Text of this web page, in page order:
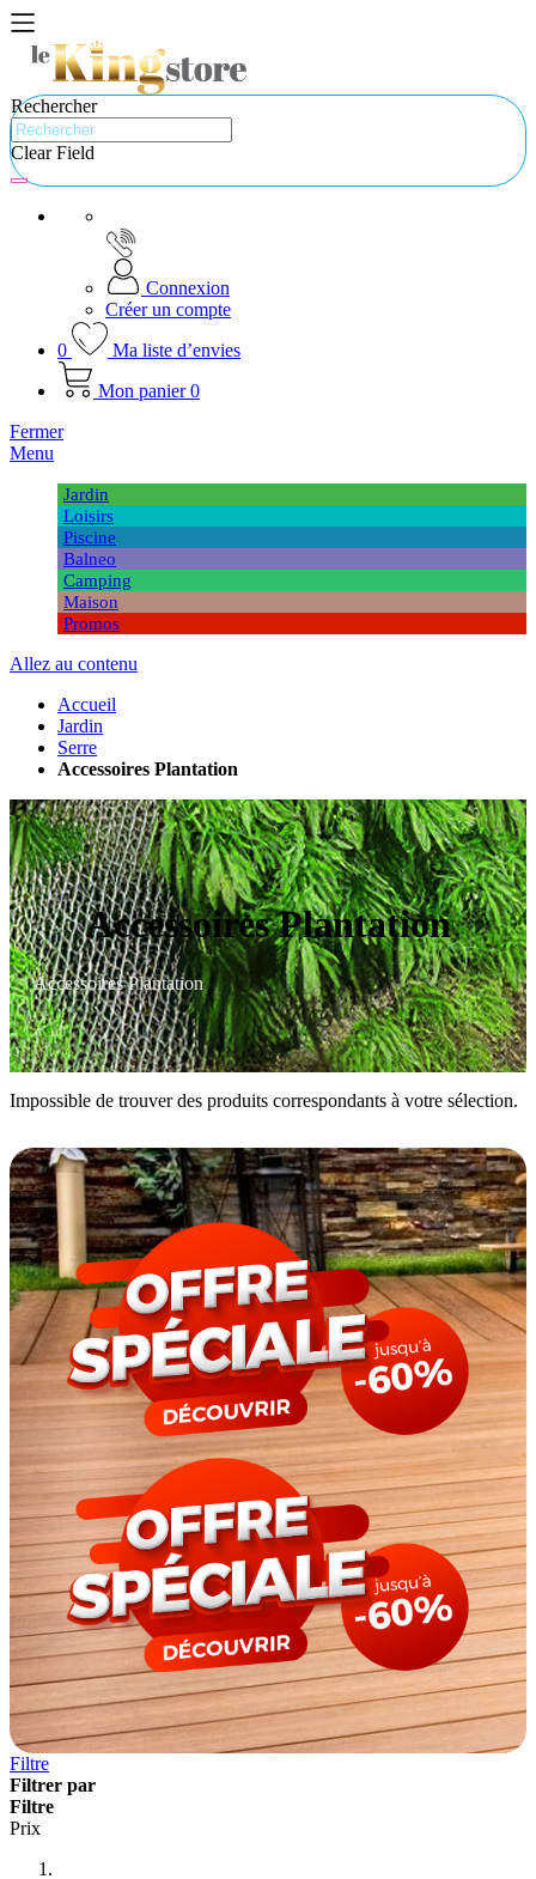
Rechercher
Clear Field
Connexion
Créer un compte
0
Ma liste d’envies
Mon panier 0
Fermer
Menu
Jardin
Loisirs
Piscine
Balneo
Camping
Maison
Promos
Allez au contenu
Accueil
Jardin
Serre
Accessoires Plantation
Accessoires Plantation
Accessoires Plantation
Impossible de trouver des produits correspondants à votre sélection.
Filtre
Filtrer par
Filtre
Prix